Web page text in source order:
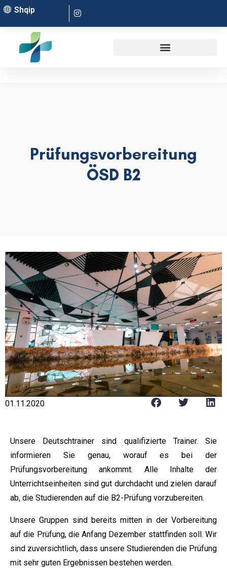
Shqip
Prüfungsvorbereitung
ÖSD B2
01.11.2020
Unsere Deutschtrainer sind qualifizierte Trainer. Sie
informieren Sie genau, worauf es bei der
Prüfungsvorbereitung ankommt. Alle Inhalte der
Unterrichtseinheiten sind gut durchdacht und zielen darauf
ab, die Studierenden auf die B2-Prüfung vorzubereiten.
Unsere Gruppen sind bereits mitten in der Vorbereitung
auf die Prüfung, die Anfang Dezember stattfinden soll. Wir
sind zuversichtlich, dass unsere Studierenden die Prüfung
mit sehr guten Ergebnissen bestehen werden.